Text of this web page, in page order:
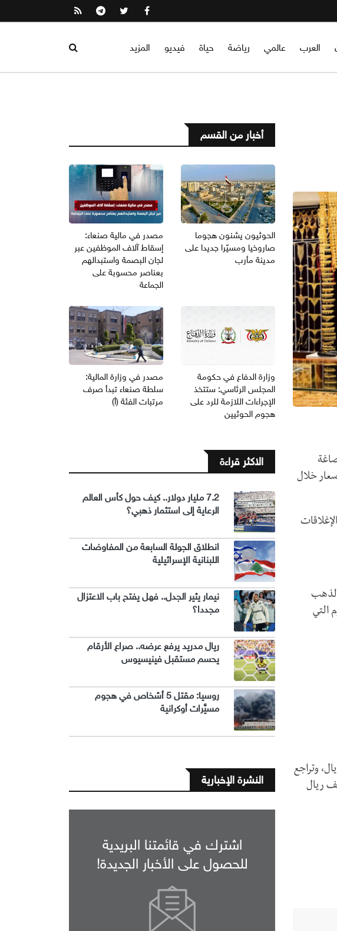
العرب عالمي رياضة حياة فيديو المزيد
خلال
المنصرم التي
حدة، حيث انخفض سعر الجنيه الذهب بمقدار 28 ألف ريال، وتراجع
ريال، وذلك بعد موجة تقلبات أنهت بها الأسواق شهر مايو عند مليون و589 ألف ريال
أخبار من القسم
الحوثيون يشنون هجوما
صاروخيا ومسيّرا جديدا على
مدينة مأرب
مصدر في مالية صنعاء:
إسقاط آلاف الموظفين عبر
لجان البصمة واستبدالهم
بعناصر محسوبة على
الجماعة
وزارة الدفاع في حكومة
المجلس الرئاسي: ستتخذ
الإجراءات اللازمة للرد على
هجوم الحوثيين
مصدر في وزارة المالية:
سلطة صنعاء تبدأ صرف
مرتبات الفئة (أ)
الاكثر قراءة
7.2 مليار دولار.. كيف حول كأس العالم
الرعاية إلى استثمار ذهبي؟
انطلاق الجولة السابعة من المفاوضات
اللبنانية الإسرائيلية
نيمار يثير الجدل.. فهل يفتح باب الاعتزال
مجددا؟
ريال مدريد يرفع عرضه.. صراع الأرقام
يحسم مستقبل فينيسيوس
روسيا: مقتل 5 أشخاص في هجوم
مسيَّرات أوكرانية
النشرة الإخبارية
اشترك في قائمتنا البريدية
للحصول على الأخبار الجديدة!